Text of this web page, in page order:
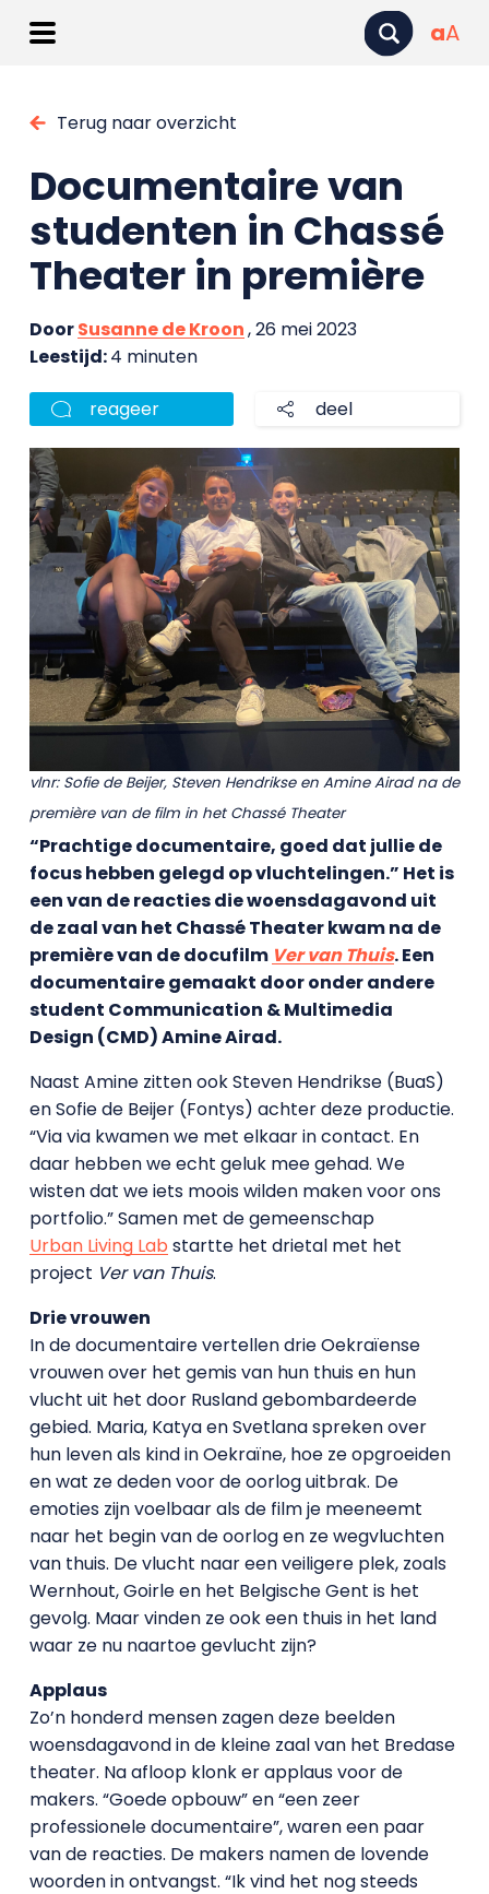
aA
Terug naar overzicht
Documentaire van
studenten in Chassé
Theater in première
DoorSusanne de Kroon, 26 mei 2023
Leestijd:4 minuten
reageer deel
vlnr: Sofie de Beijer, Steven Hendrikse en Amine Airad na de
première van de film in het Chassé Theater
“Prachtige documentaire, goed dat jullie de
focus hebben gelegd op vluchtelingen.” Het is
een van de reacties die woensdagavond uit
de zaal van het Chassé Theater kwam na de
première van de docufilm Ver van Thuis. Een
documentaire gemaakt door onder andere
student Communication & Multimedia
Design (CMD) Amine Airad.
Naast Amine zitten ook Steven Hendrikse (BuaS)
en Sofie de Beijer (Fontys) achter deze productie.
“Via via kwamen we met elkaar in contact. En
daar hebben we echt geluk mee gehad. We
wisten dat we iets moois wilden maken voor ons
portfolio.” Samen met de gemeenschap
Urban Living Lab startte het drietal met het
project Ver van Thuis.
Drie vrouwen
In de documentaire vertellen drie Oekraïense
vrouwen over het gemis van hun thuis en hun
vlucht uit het door Rusland gebombardeerde
gebied. Maria, Katya en Svetlana spreken over
hun leven als kind in Oekraïne, hoe ze opgroeiden
en wat ze deden voor de oorlog uitbrak. De
emoties zijn voelbaar als de film je meeneemt
naar het begin van de oorlog en ze wegvluchten
van thuis. De vlucht naar een veiligere plek, zoals
Wernhout, Goirle en het Belgische Gent is het
gevolg. Maar vinden ze ook een thuis in het land
waar ze nu naartoe gevlucht zijn?
Applaus
Zo’n honderd mensen zagen deze beelden
woensdagavond in de kleine zaal van het Bredase
theater. Na afloop klonk er applaus voor de
makers. “Goede opbouw” en “een zeer
professionele documentaire”, waren een paar
van de reacties. De makers namen de lovende
woorden in ontvangst. “Ik vind het nog steeds